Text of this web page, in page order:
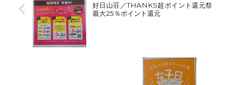
好日山荘／THANKS超ポイント還元祭
最大25％ポイント還元